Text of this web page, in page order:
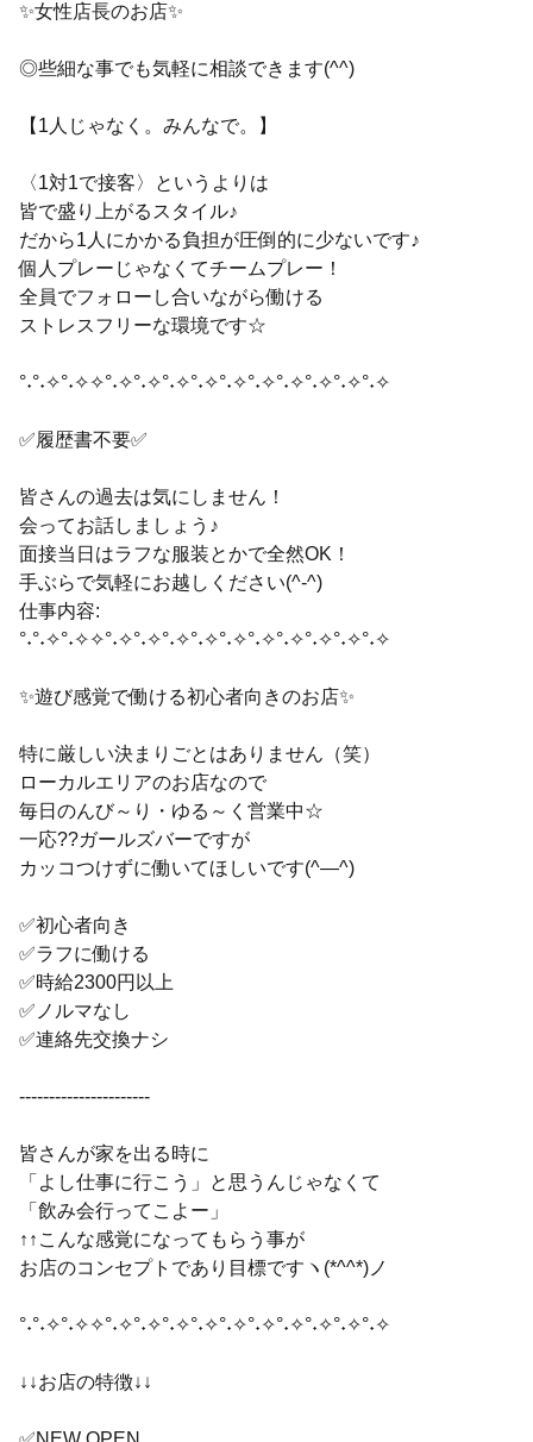
✨女性店長のお店✨
◎些細な事でも気軽に相談できます(^^)
【1人じゃなく。みんなで。】
〈1対1で接客〉というよりは
皆で盛り上がるスタイル♪
だから1人にかかる負担が圧倒的に少ないです♪
個人プレーじゃなくてチームプレー！
全員でフォローし合いながら働ける
ストレスフリーな環境です☆
°˖°˖✧°˖✧✧°˖✧°˖✧°˖✧°˖✧°˖✧°˖✧°˖✧°˖✧°˖✧°˖✧
✅履歴書不要✅
皆さんの過去は気にしません！
会ってお話しましょう♪
面接当日はラフな服装とかで全然OK！
手ぶらで気軽にお越しください(^-^)
仕事内容:
°˖°˖✧°˖✧✧°˖✧°˖✧°˖✧°˖✧°˖✧°˖✧°˖✧°˖✧°˖✧°˖✧
✨遊び感覚で働ける初心者向きのお店✨
特に厳しい決まりごとはありません（笑）
ローカルエリアのお店なので
毎日のんび～り・ゆる～く営業中☆
一応??ガールズバーですが
カッコつけずに働いてほしいです(^―^)
✅初心者向き
✅ラフに働ける
✅時給2300円以上
✅ノルマなし
✅連絡先交換ナシ
----------------------
皆さんが家を出る時に
「よし仕事に行こう」と思うんじゃなくて
「飲み会行ってこよー」
↑↑こんな感覚になってもらう事が
お店のコンセプトであり目標ですヽ(*^^*)ノ
°˖°˖✧°˖✧✧°˖✧°˖✧°˖✧°˖✧°˖✧°˖✧°˖✧°˖✧°˖✧°˖✧
↓↓お店の特徴↓↓